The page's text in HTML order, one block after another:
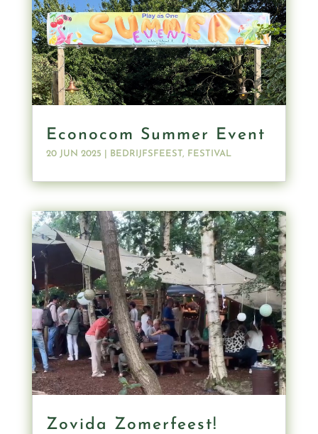
Econocom Summer Event
20 JUN 2025 BEDRIJFSFEEST , FESTIVAL
Zovida Zomerfeest!